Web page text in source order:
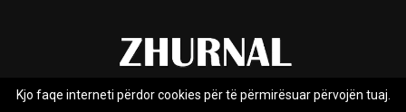
Rreth nesh Impresumi Marketing Kontakt
Kjo faqe interneti përdor cookies për të përmirësuar përvojën tuaj.